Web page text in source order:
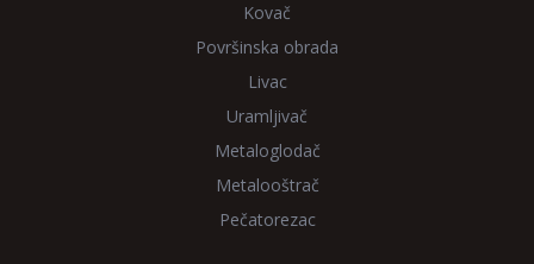
Kovač
Površinska obrada
Livac
Uramljivač
Metaloglodač
Metalooštrač
Pečatorezac